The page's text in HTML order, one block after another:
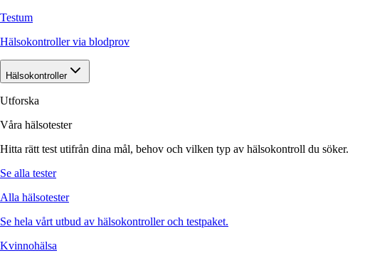
Testum
Hälsokontroller via blodprov
Hälsokontroller
Utforska
Våra hälsotester
Hitta rätt test utifrån dina mål, behov och vilken typ av hälsokontroll du söker.
Se alla tester
Alla hälsotester
Se hela vårt utbud av hälsokontroller och testpaket.
Kvinnohälsa